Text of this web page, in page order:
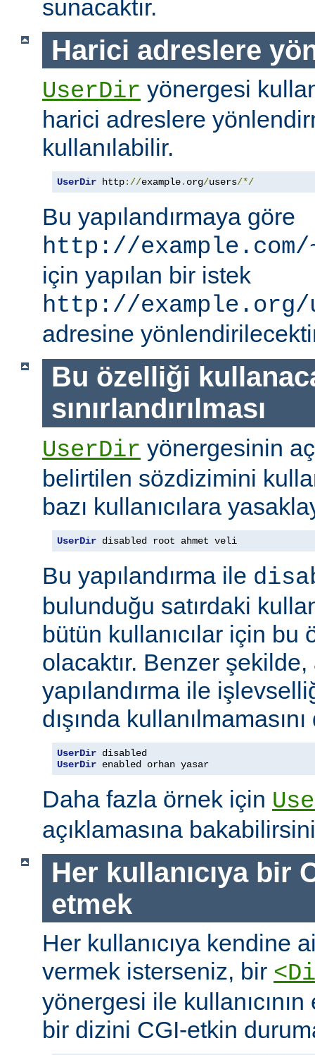
sunacaktır.
Harici adreslere
UserDir yönergesi
harici adreslere
kullanılabilir.
UserDir http://example. org/users/*/
Bu yapılandırmaya göre
http://example.com/
için yapılan bir istek
http://example.org/
adresine
Bu özelliği
sınırlandırılması
UserDir yönergesinin
belirtilen sözdizimini
bazı kullanıcılara
UserDir disabled root ahmet veli
Bu yapılandırma ile
bulunduğu satırdaki
bütün kullanıcılar için bu
olacaktır. Benzer şekilde,
yapılandırma ile
dışında
UserDir
UserDir enabled orhan yasar
Daha fazla örnek için
açıklamasına
Her kullanıcıya bir
etmek
Her kullanıcıya kendine
vermek isterseniz, bir
yönergesi ile
bir dizini CGI-etkin